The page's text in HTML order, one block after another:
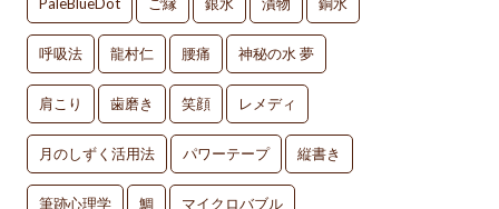
呼吸法 龍村仁 腰痛 神秘の水 夢
肩こり 歯磨き 笑顔 レメディ
月のしずく活用法 パワーテープ 縦書き
筆跡心理学 鯛 マイクロバブル